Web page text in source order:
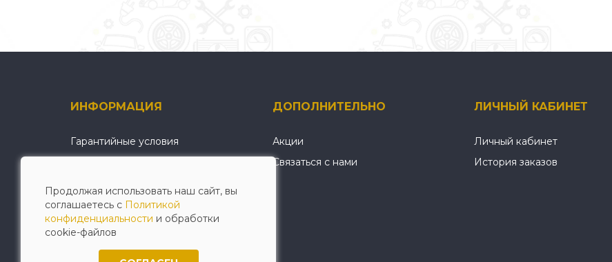
ИНФОРМАЦИЯ
Гарантийные условия
Политика конфиденциальности
ДОПОЛНИТЕЛЬНО
Акции
Связаться с нами
ЛИЧНЫЙ КАБИНЕТ
Личный кабинет
История заказов
Продолжая использовать наш сайт, вы
соглашаетесь с Политикой
конфиденциальности и обработки
cookie-файлов